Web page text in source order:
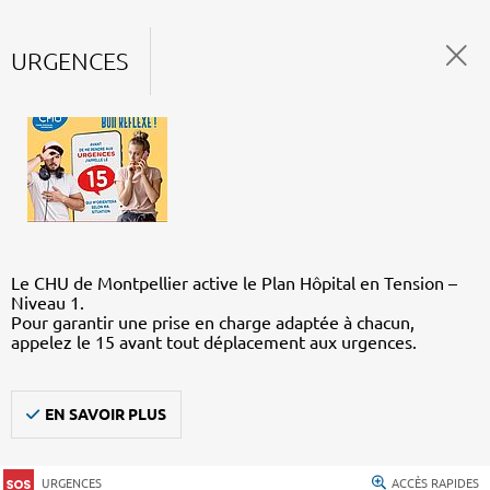
URGENCES
Le CHU de Montpellier active le Plan Hôpital en Tension –
Niveau 1.
Pour garantir une prise en charge adaptée à chacun,
appelez le 15 avant tout déplacement aux urgences.
EN SAVOIR PLUS
URGENCES ACCÈS RAPIDES